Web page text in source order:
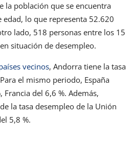
la población que se encuentra
lo que representa 52.620
lado, 518 personas entre los 15
situación de desempleo.
vecinos, Andorra tiene la tasa
el mismo periodo, España
del 6,6 %. Además,
la tasa desempleo de la Unión
5,8 %.